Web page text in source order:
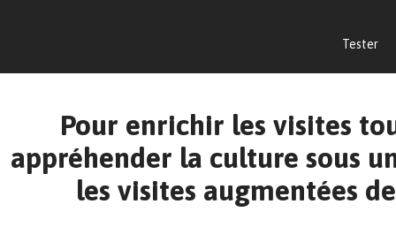
Tester
Pour enrichir les visites
appréhender la culture sous
les visites augmentées